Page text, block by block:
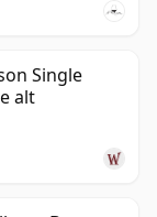
Single
alt